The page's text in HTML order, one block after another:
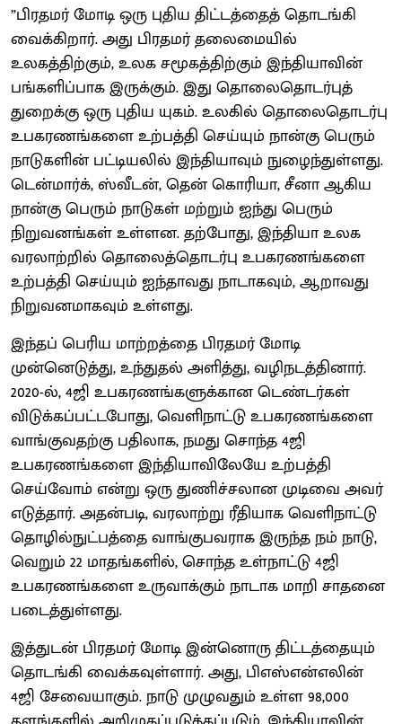
”பிரதமர் மோடி ஒரு புதிய திட்டத்தைத் தொடங்கி
வைக்கிறார். அது பிரதமர் தலைமையில்
உலகத்திற்கும், உலக சமூகத்திற்கும் இந்தியாவின்
பங்களிப்பாக இருக்கும். இது தொலைதொடர்புத்
துறைக்கு ஒரு புதிய யுகம். உலகில் தொலைதொடர்பு
உபகரணங்களை உற்பத்தி செய்யும் நான்கு பெரும்
நாடுகளின் பட்டியலில் இந்தியாவும் நுழைந்துள்ளது.
டென்மார்க், ஸ்வீடன், தென் கொரியா, சீனா ஆகிய
நான்கு பெரும் நாடுகள் மற்றும் ஐந்து பெரும்
நிறுவனங்கள் உள்ளன. தற்போது, இந்தியா உலக
வரலாற்றில் தொலைத்தொடர்பு உபகரணங்களை
உற்பத்தி செய்யும் ஐந்தாவது நாடாகவும், ஆறாவது
நிறுவனமாகவும் உள்ளது.
இந்தப் பெரிய மாற்றத்தை பிரதமர் மோடி
முன்னெடுத்து, உந்துதல் அளித்து, வழிநடத்தினார்.
2020-ல், 4ஜி உபகரணங்களுக்கான டெண்டர்கள்
விடுக்கப்பட்டபோது, வெளிநாட்டு உபகரணங்களை
வாங்குவதற்கு பதிலாக, நமது சொந்த 4ஜி
உபகரணங்களை இந்தியாவிலேயே உற்பத்தி
செய்வோம் என்று ஒரு துணிச்சலான முடிவை அவர்
எடுத்தார். அதன்படி, வரலாற்று ரீதியாக வெளிநாட்டு
தொழில்நுட்பத்தை வாங்குபவராக இருந்த நம் நாடு,
வெறும் 22 மாதங்களில், சொந்த உள்நாட்டு 4ஜி
உபகரணங்களை உருவாக்கும் நாடாக மாறி சாதனை
படைத்துள்ளது.
இத்துடன் பிரதமர் மோடி இன்னொரு திட்டத்தையும்
தொடங்கி வைக்கவுள்ளார். அது, பிஎஸ்என்எலின்
4ஜி சேவையாகும். நாடு முழுவதும் உள்ள 98,000